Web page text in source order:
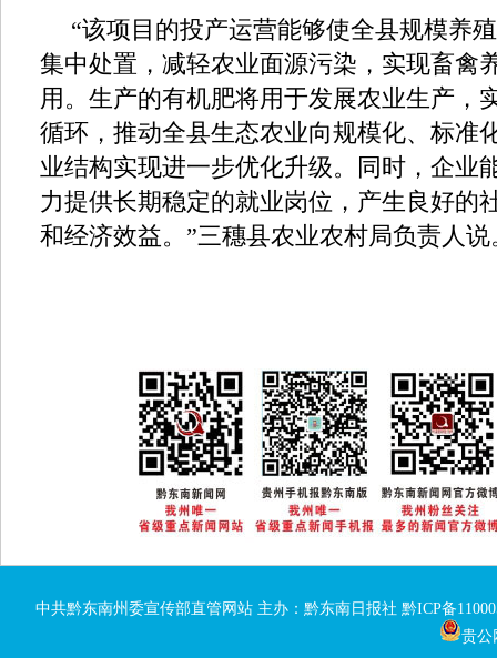
“该项目的投产运营能够使全县规模养
集中处置，减轻农业面源污染，实现畜禽
用。生产的有机肥将用于发展农业生产，
循环，推动全县生态农业向规模化、标准
业结构实现进一步优化升级。同时，企业
力提供长期稳定的就业岗位，产生良好的
和经济效益。”三穗县农业农村局负责人说
中共黔东南州委宣传部直管网站 主办：黔东南日报社 黔ICP备
贵公